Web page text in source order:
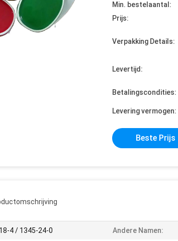
Min. bestelaantal:
Prijs:
Verpakking Details:
Levertijd:
Betalingscondities:
Levering vermogen:
Beste Prijs
4 / 1345-24-0 Andere Namen: